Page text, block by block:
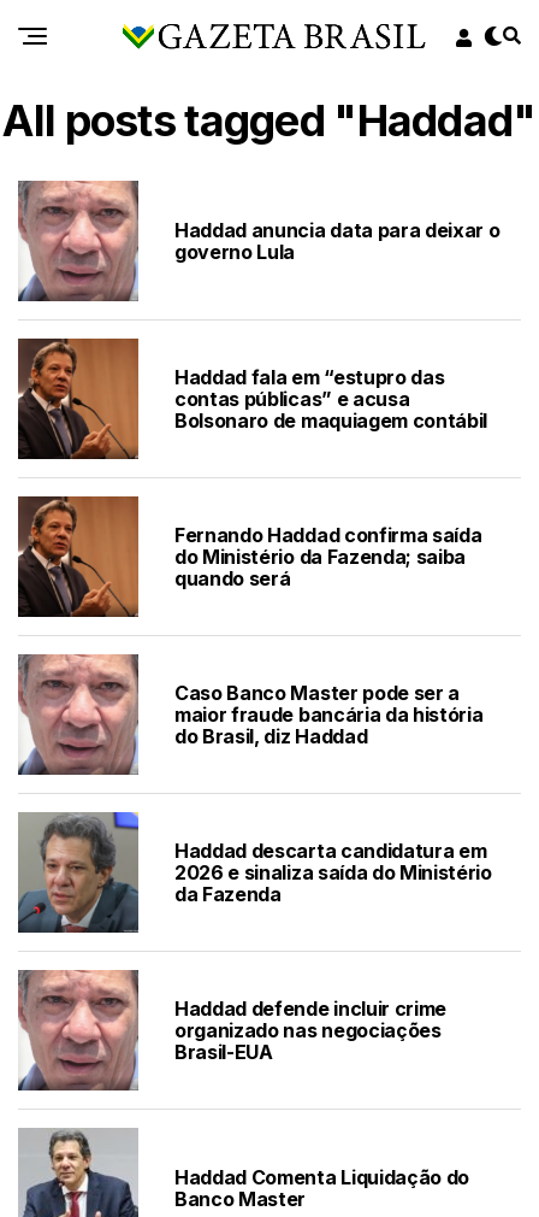
All posts tagged "Haddad"
Haddad anuncia data para deixar o
governo Lula
Haddad fala em “estupro das
contas públicas” e acusa
Bolsonaro de maquiagem contábil
Fernando Haddad confirma saída
do Ministério da Fazenda; saiba
quando será
Caso Banco Master pode ser a
maior fraude bancária da história
do Brasil, diz Haddad
Haddad descarta candidatura em
2026 e sinaliza saída do Ministério
da Fazenda
Haddad defende incluir crime
organizado nas negociações
Brasil-EUA
Haddad Comenta Liquidação do
Banco Master